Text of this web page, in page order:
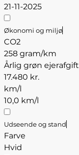
21-11-2025
Økonomi og miljø
CO2
258 gram/km
Årlig grøn ejerafgift
17.480 kr.
km/l
10,0 km/l
Udseende og stand
Farve
Hvid